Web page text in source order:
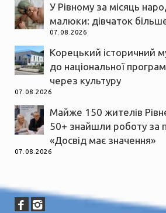
У Рівному за місяць
малюки: дівчаток
07.08.2026
Корецький історичний
до національної
через культуру
07.08.2026
Майже 150 жителів
50+ знайшли роботу за
«Досвід має значення»
07.08.2026